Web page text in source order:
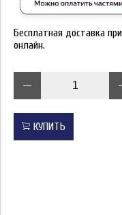
Бесплатная доставка
онлайн.
КУПИТЬ